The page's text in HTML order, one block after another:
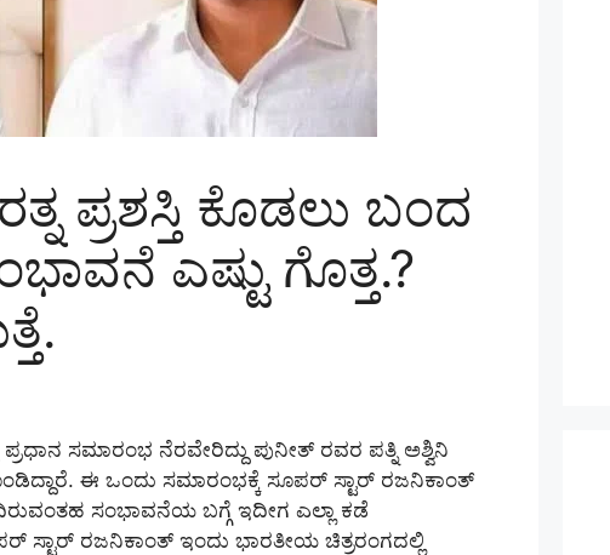
ಪ್ರಶಸ್ತಿ ಕೊಡಲು ಬಂದ
ಎಷ್ಟು ಗೊತ್ತ.?
ಸಮಾರಂಭ ನೆರವೇರಿದ್ದು ಪುನೀತ್ ರವರ ಪತ್ನಿ ಅಶ್ವಿನಿ
ಈ ಒಂದು ಸಮಾರಂಭಕ್ಕೆ ಸೂಪರ್ ಸ್ಟಾರ್ ರಜನಿಕಾಂತ್
ಸಂಭಾವನೆಯ ಬಗ್ಗೆ ಇದೀಗ ಎಲ್ಲಾ ಕಡೆ
ಸ್ಟಾರ್ ರಜನಿಕಾಂತ್ ಇಂದು ಭಾರತೀಯ ಚಿತ್ರರಂಗದಲ್ಲಿ